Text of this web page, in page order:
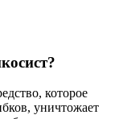
которое
уничтожает